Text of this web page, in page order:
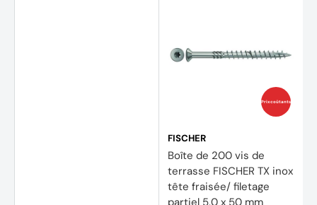
Prix coûtants
FISCHER
Boîte de 200 vis de
terrasse FISCHER TX inox
tête fraisée/ filetage